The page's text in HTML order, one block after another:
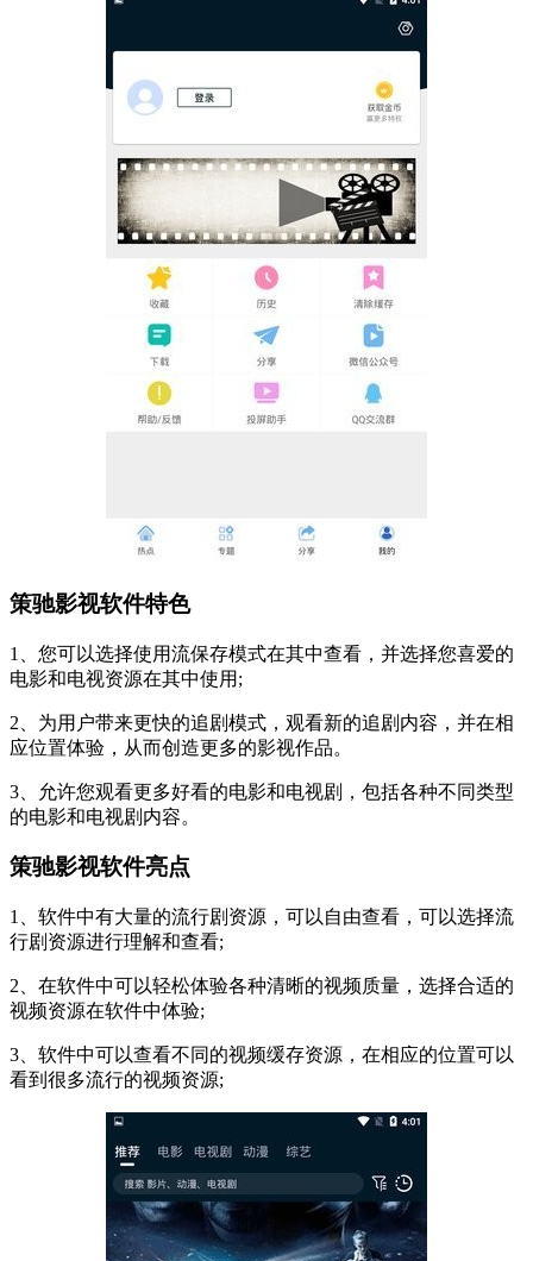
策驰影视软件特色
1、您可以选择使用流保存模式在其中查看，并选择您喜爱的
电影和电视资源在其中使用;
2、为用户带来更快的追剧模式，观看新的追剧内容，并在相
应位置体验，从而创造更多的影视作品。
3、允许您观看更多好看的电影和电视剧，包括各种不同类型
的电影和电视剧内容。
策驰影视软件亮点
1、软件中有大量的流行剧资源，可以自由查看，可以选择流
行剧资源进行理解和查看;
2、在软件中可以轻松体验各种清晰的视频质量，选择合适的
视频资源在软件中体验;
3、软件中可以查看不同的视频缓存资源，在相应的位置可以
看到很多流行的视频资源;